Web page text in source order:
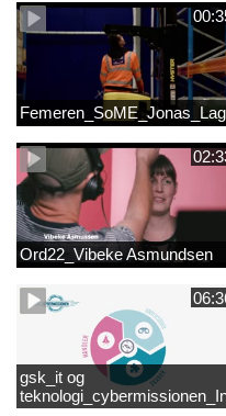
Ord22_Vibeke Asmundsen
gsk_it og